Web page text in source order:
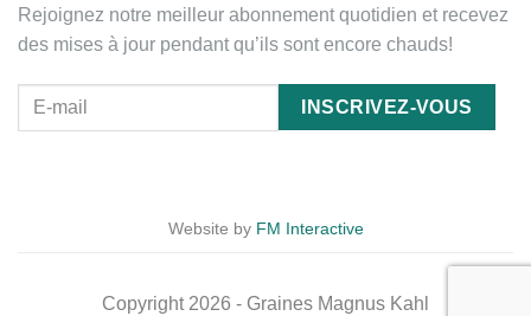
Rejoignez notre meilleur abonnement quotidien et recevez
des mises à jour pendant qu’ils sont encore chauds!
Website by FM Interactive
Copyright 2026 - Graines Magnus Kahl